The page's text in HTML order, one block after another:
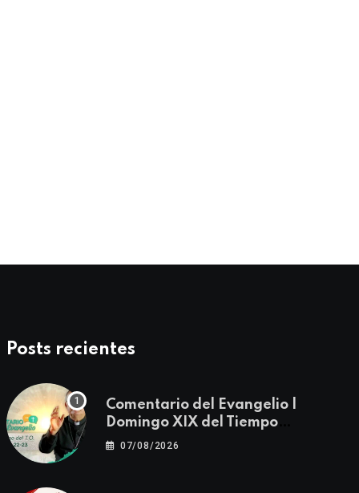
Posts recientes
Comentario del Evangelio |
Domingo XIX del Tiempo
Ordinario | Mateo 14, 22-23
07/08/2026